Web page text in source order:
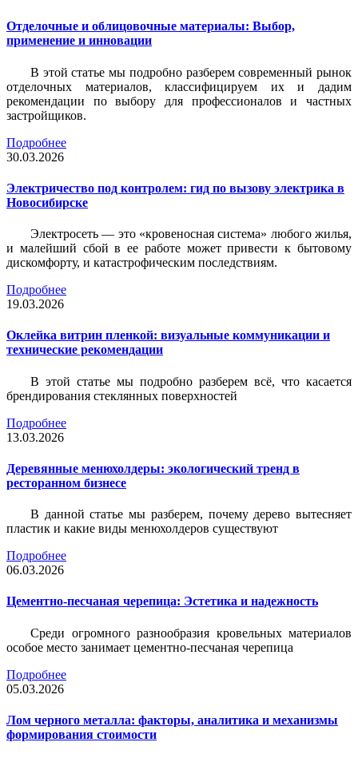
Отделочные и облицовочные материалы: Выбор,
применение и инновации
В этой статье мы подробно разберем современный рынок
отделочных материалов, классифицируем их и дадим
рекомендации по выбору для профессионалов и частных
застройщиков.
Подробнее
30.03.2026
Электричество под контролем: гид по вызову электрика в
Новосибирске
Электросеть — это «кровеносная система» любого жилья,
и малейший сбой в ее работе может привести к бытовому
дискомфорту, и катастрофическим последствиям.
Подробнее
19.03.2026
Оклейка витрин пленкой: визуальные коммуникации и
технические рекомендации
В этой статье мы подробно разберем всё, что касается
брендирования стеклянных поверхностей
Подробнее
13.03.2026
Деревянные менюхолдеры: экологический тренд в
ресторанном бизнесе
В данной статье мы разберем, почему дерево вытесняет
пластик и какие виды менюхолдеров существуют
Подробнее
06.03.2026
Цементно-песчаная черепица: Эстетика и надежность
Среди огромного разнообразия кровельных материалов
особое место занимает цементно-песчаная черепица
Подробнее
05.03.2026
Лом черного металла: факторы, аналитика и механизмы
формирования стоимости